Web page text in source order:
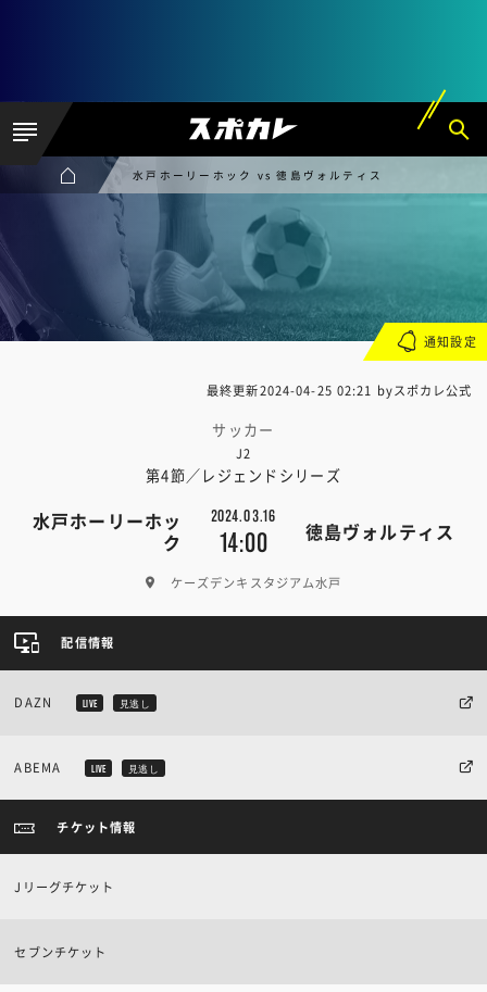
水戸ホーリーホック vs 徳島ヴォルティス
最終更新2024-04-25 02:21 byスポカレ公式
サッカー
J2
第4節／レジェンドシリーズ
水戸ホーリーホッ
ク
2024.03.16
14:00 徳島ヴォルティス
ケーズデンキスタジアム水戸
通知設定
配信情報
DAZN LIVE 見逃し
ABEMA LIVE 見逃し
チケット情報
Jリーグチケット
セブンチケット